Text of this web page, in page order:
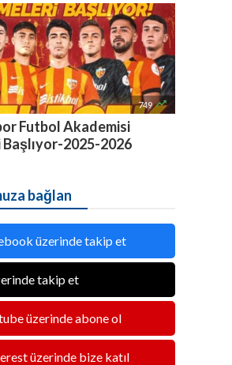
749 
Futbol Akademisi
Başlıyor-2025-2026
bağlan
üzerinde takip et
takip et
üzerinde abone ol
üzerinde bize katıl